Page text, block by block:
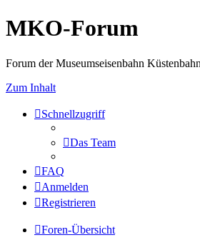
MKO-Forum
Forum der Museumseisenbahn
Zum Inhalt
Schnellzugriff
Das Team
FAQ
Anmelden
Registrieren
Foren-Übersicht